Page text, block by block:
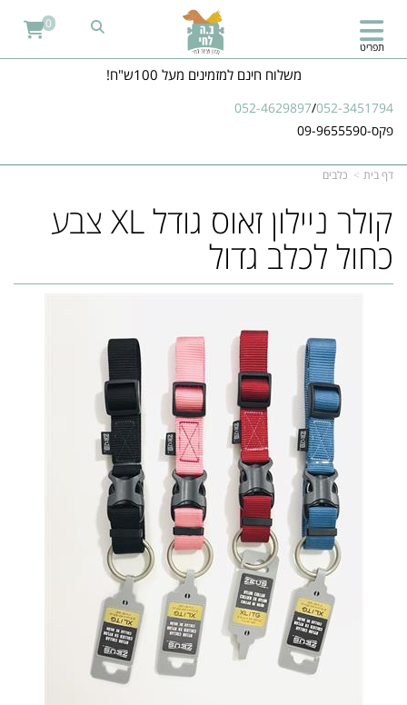
משלוח חינם למזמינים מעל 100ש"ח!
052-4629897/052-3451794
פקס-09-9655590
תפריט
0
דף בית כלבים
​​קולר ניילון זאוס גודל XL צבע
כחול לכלב גדול